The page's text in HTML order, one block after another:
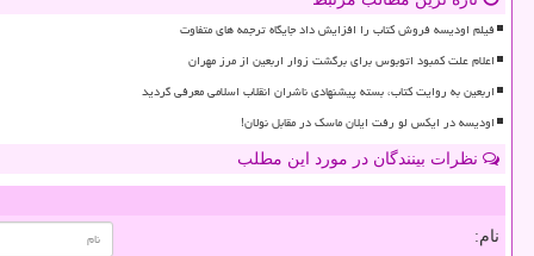
فیلم اودیسه فروش کتاب را افزایش داد جایگاه ترجمه های متفاوت
اعلام علت کمبود اتوبوس برای برگشت زوار اربعین از مرز مهران
اربعین به روایت کتاب، بسته پیشنهادی ناشران انقلاب اسلامی معرفی گردید
اودیسه در ایکس لو رفت ایلان ماسک در مقابل نولان!
نظرات بینندگان در مورد این مطلب
نام: